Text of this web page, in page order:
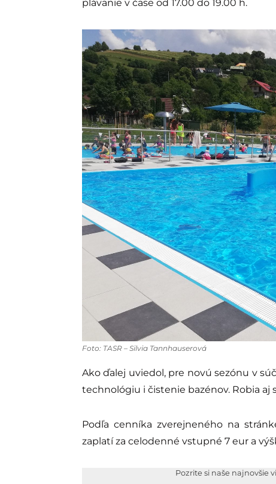
plávanie v čase od 17.00 do 19.00 h.
Foto: TASR – Silvia Tannhauserová
Ako ďalej uviedol, pre novú sezónu v
technológiu i čistenie bazénov. Robia aj
Podľa cenníka zverejneného na
zaplatí za celodenné vstupné 7 eur a
Pozrite si naše najnovšie